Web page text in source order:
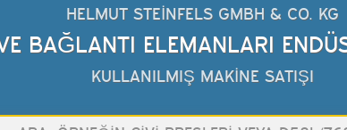
HELMUT STEINFELS GMBH & CO. KG
BAĞLANTI ELEMANLARI
KULLANILMIŞ MAKİNE SATIŞI